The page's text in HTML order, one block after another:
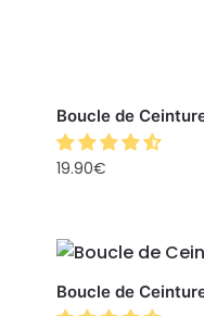
Boucle de
19.90€
Boucle de